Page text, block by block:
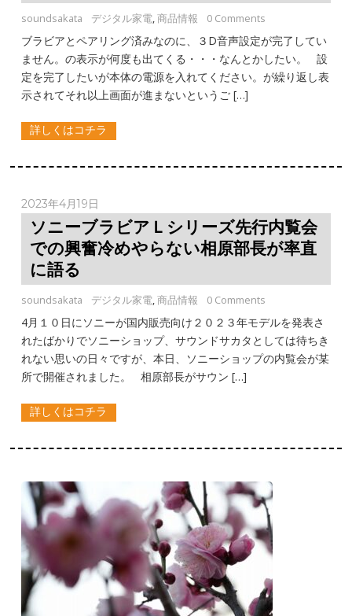
soundsakata デジタル家電,商品情報 0 Comments
ブラビアとペアリング済みなのに、３D音声設定が完了してい
ません。の表示が何度も出てくる・・・なんとかしたい。 設
定を完了したいが本体の電源を入れてください。が繰り返し表
示されてそれ以上画面が進まないというご […]
詳しくはコチラ
2023年4月19日
ソニーブラビアＬシリーズ先行内覧会
での興奮冷めやらない相原部長が率直
に語る
soundsakata デジタル家電,商品情報 0 Comments
4月１０日にソニーが国内販売向け２０２３年モデルを発表さ
れたばかりでソニーショップ、サウンドサカタとしては待ちき
れない思いの日々ですが、本日、ソニーショップの内覧会が某
所で開催されました。 相原部長がサウン […]
詳しくはコチラ